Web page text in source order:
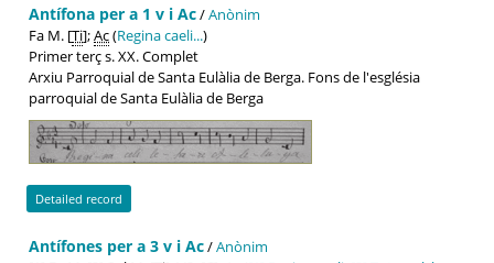
Antífona per a 1 v i Ac/Anònim
Fa M. [Ti];Ac(Regina caeli...)
Primer terç s. XX. Complet
Arxiu Parroquial de Santa Eulàlia de Berga. Fons de l'església
parroquial de Santa Eulàlia de Berga
Detailed record
Antífones per a 3 v i Ac/Anònim